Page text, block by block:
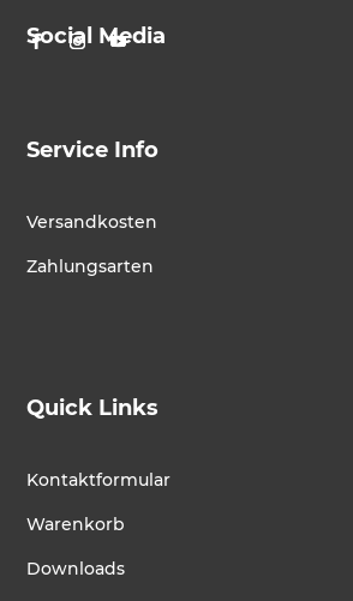
Social Media
Service Info
Versandkosten
Zahlungsarten
Quick Links
Kontaktformular
Warenkorb
Downloads